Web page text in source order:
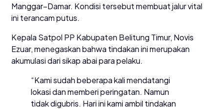
Manggar–Damar. Kondisi tersebut membuat jalur vital
ini terancam putus.
Kepala Satpol PP Kabupaten Belitung Timur, Novis
Ezuar, menegaskan bahwa tindakan ini merupakan
akumulasi dari sikap abai para pelaku.
“Kami sudah beberapa kali mendatangi
lokasi dan memberi peringatan. Namun
tidak digubris. Hari ini kami ambil tindakan